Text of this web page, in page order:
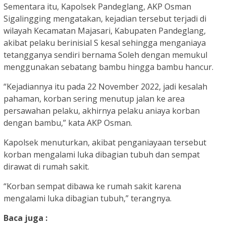
Sementara itu, Kapolsek Pandeglang, AKP Osman
Sigalingging mengatakan, kejadian tersebut terjadi di
wilayah Kecamatan Majasari, Kabupaten Pandeglang,
akibat pelaku berinisial S kesal sehingga menganiaya
tetangganya sendiri bernama Soleh dengan memukul
menggunakan sebatang bambu hingga bambu hancur.
“Kejadiannya itu pada 22 November 2022, jadi kesalah
pahaman, korban sering menutup jalan ke area
persawahan pelaku, akhirnya pelaku aniaya korban
dengan bambu,” kata AKP Osman.
Kapolsek menuturkan, akibat penganiayaan tersebut
korban mengalami luka dibagian tubuh dan sempat
dirawat di rumah sakit.
“Korban sempat dibawa ke rumah sakit karena
mengalami luka dibagian tubuh,” terangnya.
Baca juga :